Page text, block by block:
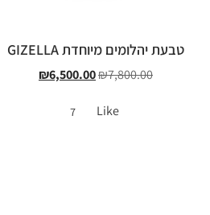
טבעת יהלומים מיוחדת GIZELLA
₪7,800.00
₪6,500.00
Like
7